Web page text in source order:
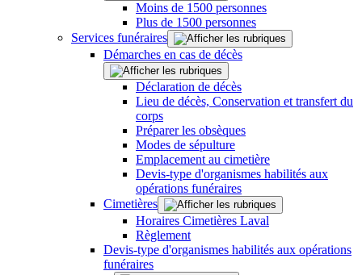
Moins de 1500 personnes
Plus de 1500 personnes
Services funéraires
Démarches en cas de décès
Déclaration de décès
Lieu de décès, Conservation et transfert du
corps
Préparer les obsèques
Modes de sépulture
Emplacement au cimetière
Devis-type d'organismes habilités aux
opérations funéraires
Cimetières
Horaires Cimetières Laval
Règlement
Devis-type d'organismes habilités aux opérations
funéraires